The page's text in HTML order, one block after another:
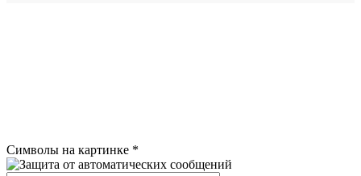
Символы на картинке *